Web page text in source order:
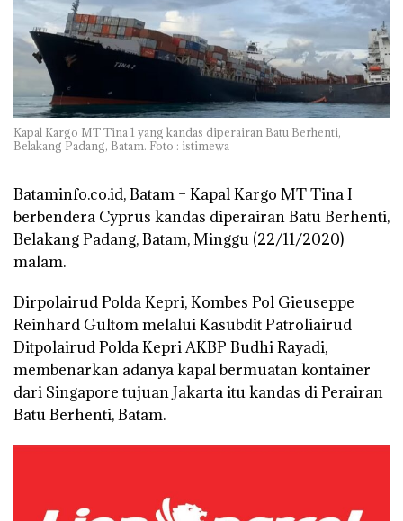
Kapal Kargo MT Tina 1 yang kandas diperairan Batu Berhenti,
Belakang Padang, Batam. Foto : istimewa
Bataminfo.co.id, Batam – Kapal Kargo MT Tina I
berbendera Cyprus kandas diperairan Batu Berhenti,
Belakang Padang, Batam, Minggu (22/11/2020)
malam.
Dirpolairud Polda Kepri, Kombes Pol Gieuseppe
Reinhard Gultom melalui Kasubdit Patroliairud
Ditpolairud Polda Kepri AKBP Budhi Rayadi,
membenarkan adanya kapal bermuatan kontainer
dari Singapore tujuan Jakarta itu kandas di Perairan
Batu Berhenti, Batam.